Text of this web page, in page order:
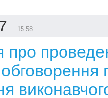
15:58
про